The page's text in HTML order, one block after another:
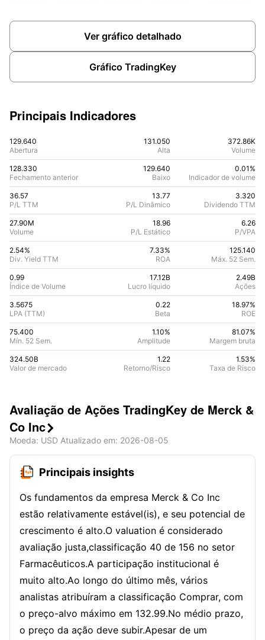
Ver gráfico detalhado
Gráfico TradingKey
Principais Indicadores
129.640
Abertura
131.050
Alta
372.86K
Volume
36.57
P/L TTM
13.77
P/L Dinâmico
3.320
Dividendo TTM
0.01%
Indicador de volume
128.330
Fechamento anterior
129.640
Baixo
27.90M
Volume
18.96
P/L Estático
6.26
P/VPA
2.54%
Div. Yield TTM
7.33%
ROA
125.140
Máx. 52 Sem.
0.99
Índice de Volume
17.12B
Lucro líquido
2.49B
Ações
3.5675
LPA (TTM)
0.22
Beta
18.97%
ROE
75.400
Mín. 52 Sem.
1.10%
Amplitude
81.07%
Margem bruta
324.50B
Valor de mercado
1.22
Retorno/Risco
1.53%
Taxa de Risco
Avaliação de Ações TradingKey de Merck &
Co Inc
Moeda: USD Atualizado em: 2026-08-05
Principais insights
Os fundamentos da empresa Merck & Co Inc
estão relativamente estável(is), e seu potencial de
crescimento é alto.O valuation é considerado
avaliação justa,classificação 40 de 156 no setor
Farmacêuticos.A participação institucional é
muito alto.Ao longo do último mês, vários
analistas atribuíram a classificação Comprar, com
o preço-alvo máximo em 132.99.No médio prazo,
o preço da ação deve subir.Apesar de um